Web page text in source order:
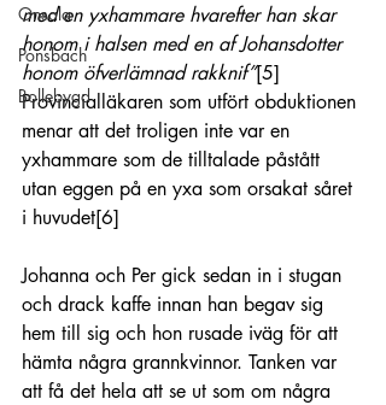
Onsala
Ponsbach
Bollebygd
med en yxhammare hvarefter han skar
honom i halsen med en af Johansdotter
honom öfverlämnad rakknif”[5]
Provincialläkaren som utfört obduktionen
menar att det troligen inte var en
yxhammare som de tilltalade påstått
utan eggen på en yxa som orsakat såret
i huvudet[6]
Johanna och Per gick sedan in i stugan
och drack kaffe innan han begav sig
hem till sig och hon rusade iväg för att
hämta några grannkvinnor. Tanken var
att få det hela att se ut som om några